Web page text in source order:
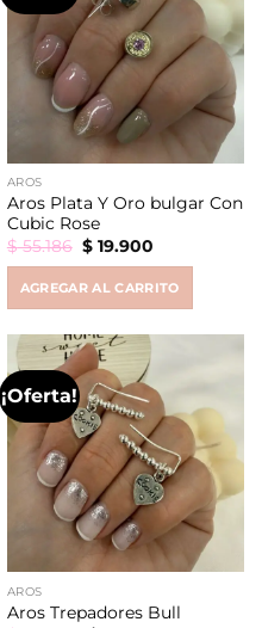
AROS
Aros Plata Y Oro bulgar Con
Cubic Rose
$55.186 Original
price
$ 55.186.
$19.900Current
$ 19.900.
AGREGAR AL CARRITO
¡Oferta!
AROS
Aros Trepadores Bull